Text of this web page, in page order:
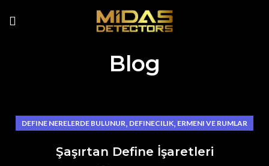
Blog
DEFINE NERELERDE BULUNUR, DEFINECILIK, ERMENI VE RUMLAR
Şaşırtan Define İşaretleri